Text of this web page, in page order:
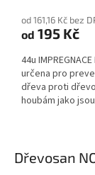
od 161,16 Kč bez
od 195 Kč
44u
určena pro
dřeva proti
houbám jako
Dřevosan